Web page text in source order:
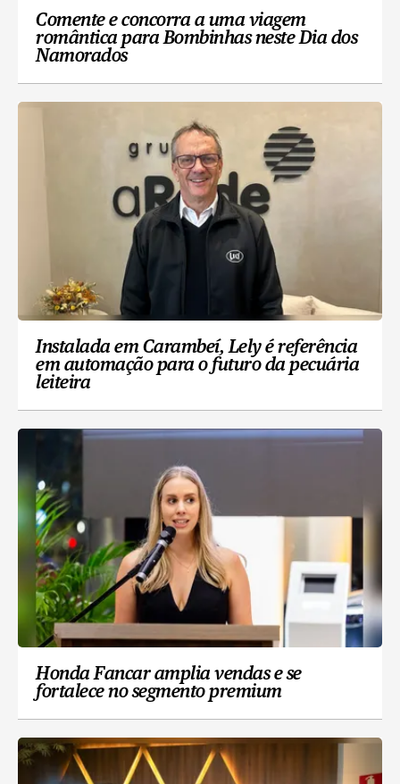
Comente e concorra a uma viagem
romântica para Bombinhas neste Dia dos
Namorados
Instalada em Carambeí, Lely é referência
em automação para o futuro da pecuária
leiteira
Honda Fancar amplia vendas e se
fortalece no segmento premium